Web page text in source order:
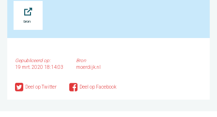
Gepubliceerd op:
19 mrt. 2020 18:14:03
Bron
moerdijk.nl
Deel op Twitter Deel op Facebook